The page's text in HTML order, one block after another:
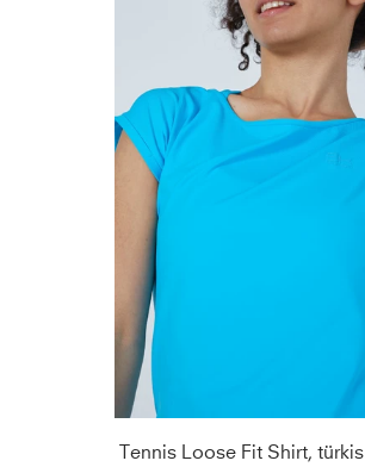
Tennis Loose Fit Shirt, türkis